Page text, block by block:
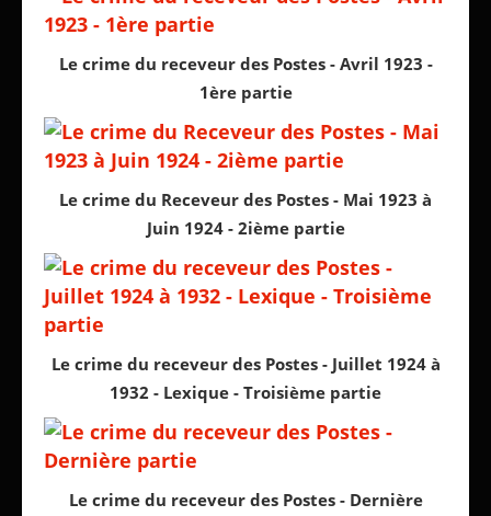
Le crime du receveur des Postes - Avril 1923 -
1ère partie
Le crime du Receveur des Postes - Mai 1923 à
Juin 1924 - 2ième partie
Le crime du receveur des Postes - Juillet 1924 à
1932 - Lexique - Troisième partie
Le crime du receveur des Postes - Dernière